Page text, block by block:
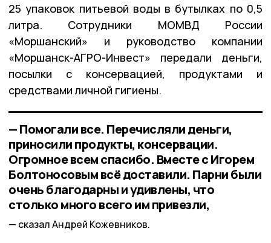
25 упаковок питьевой воды в бутылках по 0,5
литра. Сотрудники МОМВД России
«Моршанский» и руководство компании
«Моршанск-АГРО-Инвест» передали деньги,
посылки с консервацией, продуктами и
средствами личной гигиены.
— Помогали все. Перечисляли деньги,
приносили продукты, консервации.
Огромное всем спасибо. Вместе с Игорем
Болтоносовым всё доставили. Парни были
очень благодарны и удивлены, что
столько много всего им привезли,
сказал Андрей Кожевников.